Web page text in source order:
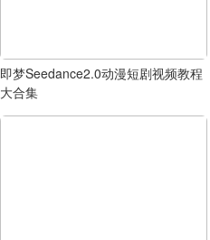
即梦Seedance2.0动漫短剧视频教程
大合集